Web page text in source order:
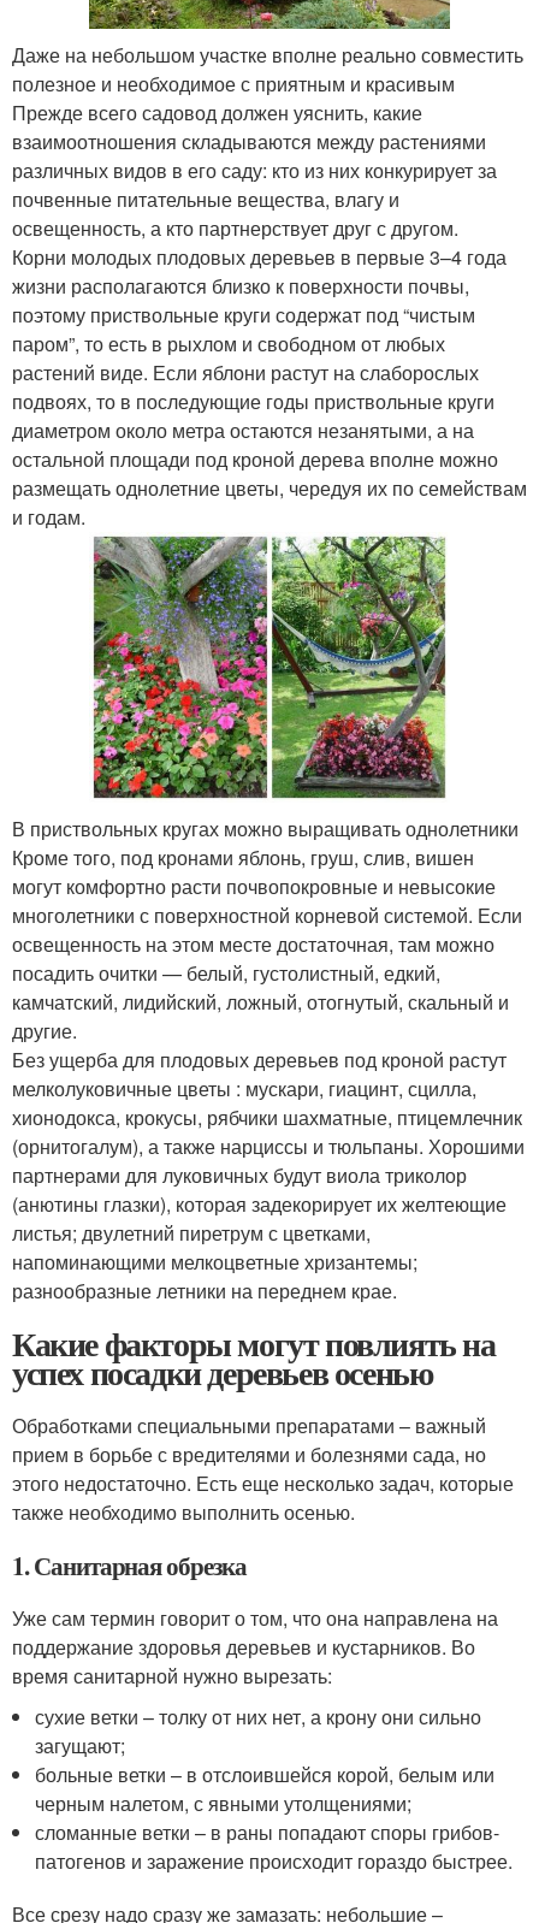
Даже на небольшом участке вполне реально совместить
полезное и необходимое с приятным и красивым
Прежде всего садовод должен уяснить, какие
взаимоотношения складываются между растениями
различных видов в его саду: кто из них конкурирует за
почвенные питательные вещества, влагу и
освещенность, а кто партнерствует друг с другом.
Корни молодых плодовых деревьев в первые 3–4 года
жизни располагаются близко к поверхности почвы,
поэтому приствольные круги содержат под “чистым
паром”, то есть в рыхлом и свободном от любых
растений виде. Если яблони растут на слаборослых
подвоях, то в последующие годы приствольные круги
диаметром около метра остаются незанятыми, а на
остальной площади под кроной дерева вполне можно
размещать однолетние цветы, чередуя их по семействам
и годам.
В приствольных кругах можно выращивать однолетники
Кроме того, под кронами яблонь, груш, слив, вишен
могут комфортно расти почвопокровные и невысокие
многолетники с поверхностной корневой системой. Если
освещенность на этом месте достаточная, там можно
посадить очитки — белый, густолистный, едкий,
камчатский, лидийский, ложный, отогнутый, скальный и
другие.
Без ущерба для плодовых деревьев под кроной растут
мелколуковичные цветы : мускари, гиацинт, сцилла,
хионодокса, крокусы, рябчики шахматные, птицемлечник
(орнитогалум), а также нарциссы и тюльпаны. Хорошими
партнерами для луковичных будут виола триколор
(анютины глазки), которая задекорирует их желтеющие
листья; двулетний пиретрум с цветками,
напоминающими мелкоцветные хризантемы;
разнообразные летники на переднем крае.
Какие факторы могут повлиять на
успех посадки деревьев осенью
Обработками специальными препаратами – важный
прием в борьбе с вредителями и болезнями сада, но
этого недостаточно. Есть еще несколько задач, которые
также необходимо выполнить осенью.
1. Санитарная обрезка
Уже сам термин говорит о том, что она направлена на
поддержание здоровья деревьев и кустарников. Во
время санитарной нужно вырезать:
сухие ветки – толку от них нет, а крону они сильно
загущают;
больные ветки – в отслоившейся корой, белым или
черным налетом, с явными утолщениями;
сломанные ветки – в раны попадают споры грибов-
патогенов и заражение происходит гораздо быстрее.
Все срезу надо сразу же замазать: небольшие –